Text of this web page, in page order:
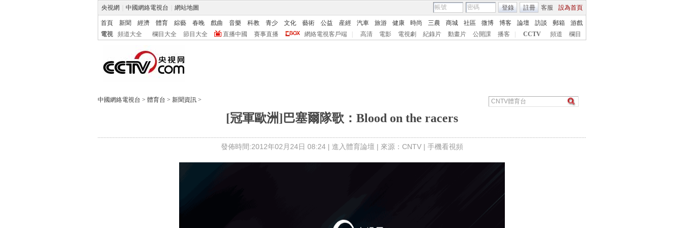
央視網 中國網絡電視台 網站地圖 客服 設為首頁
登錄 註冊
首頁 新聞 經濟 體育 綜藝 春晚 戲曲 音樂 科教 青少 文化 藝術 公益 産經 汽車 旅游 健康 時尚 三農 商城 社區 微博 博客 論壇 訪談 郵箱
游戲
電視
頻道大全 欄目大全 節目大全 直播中國 賽事直播 網絡電視客戶端 高清 電影 電視劇 紀錄片 動畫片 公開課 播客 CCTV 頻道 欄目
中國網絡電視台 > 體育台 > 新聞資訊 >
[冠軍歐洲]巴塞爾隊歌：Blood on the racers
發佈時間:2012年02月24日 08:24 | 進入體育論壇 | 來源：CNTV | 手機看視頻